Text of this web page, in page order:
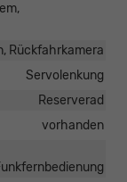
Rückfahrkamera
Servolenkung
Reserverad
vorhanden